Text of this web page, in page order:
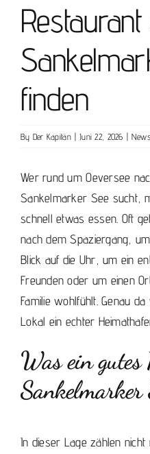
finden
By Der Kapitän | Juni 22, 2026 | News
Wer rund um Oeversee
Sankelmarker See sucht,
schnell etwas essen. Oft
nach dem Spaziergang,
Blick auf die Uhr, um ein
Freunden oder um einen
Familie wohlfühlt. Genau
Lokal ein echter
Was ein
Sankelmarker
In dieser Lage zählen nicht